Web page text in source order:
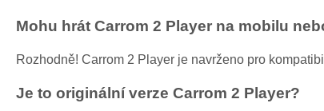
Mohu hrát Carrom 2 Player na mobilu
Rozhodně! Carrom 2 Player je navrženo pro
Je to originální verze Carrom 2 Player?